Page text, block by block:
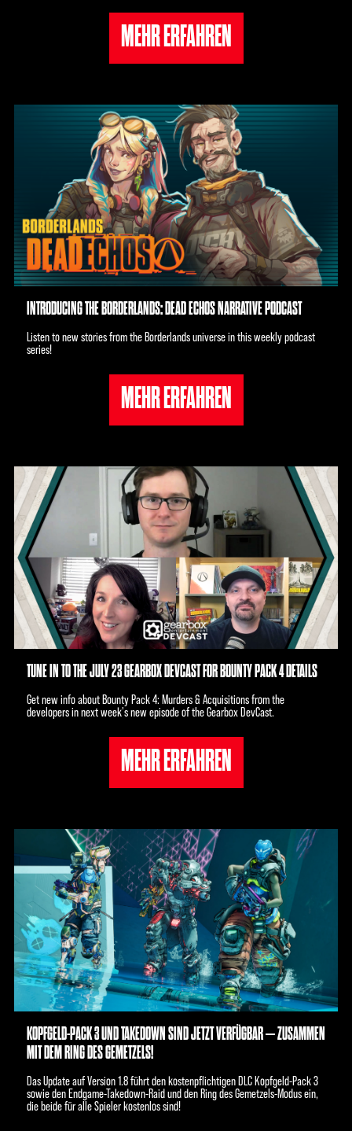
MEHR ERFAHREN
INTRODUCING THE BORDERLANDS: DEAD ECHOS NARRATIVE PODCAST
Listen to new stories from the Borderlands universe in this weekly podcast
series!
MEHR ERFAHREN
TUNE IN TO THE JULY 23 GEARBOX DEVCAST FOR BOUNTY PACK 4 DETAILS
Get new info about Bounty Pack 4: Murders & Acquisitions from the
developers in next week's new episode of the Gearbox DevCast.
MEHR ERFAHREN
KOPFGELD-PACK 3 UND TAKEDOWN SIND JETZT VERFÜGBAR – ZUSAMMEN
MIT DEM RING DES GEMETZELS!
Das Update auf Version 1.8 führt den kostenpflichtigen DLC Kopfgeld-Pack 3
sowie den Endgame-Takedown-Raid und den Ring des Gemetzels-Modus ein,
die beide für alle Spieler kostenlos sind!